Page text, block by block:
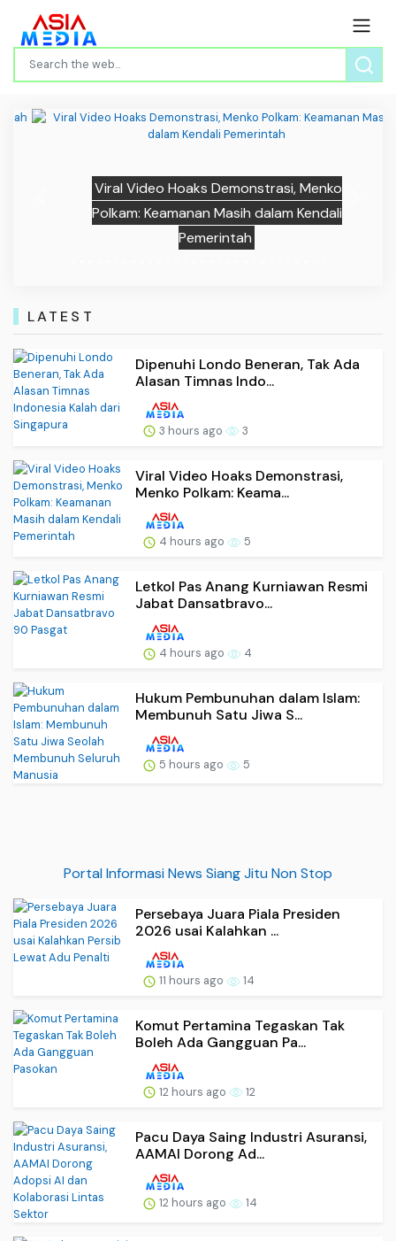
Viral Video Hoaks Demonstrasi, Menko
Polkam: Keamanan Masih dalam Kendali
Pemerintah
LATEST
Dipenuhi Londo Beneran, Tak Ada
Alasan Timnas Indo...
3 hours ago 3
Viral Video Hoaks Demonstrasi,
Menko Polkam: Keama...
4 hours ago 5
Letkol Pas Anang Kurniawan Resmi
Jabat Dansatbravo...
4 hours ago 4
Hukum Pembunuhan dalam Islam:
Membunuh Satu Jiwa S...
5 hours ago 5
Portal Informasi News Siang Jitu Non Stop
Persebaya Juara Piala Presiden
2026 usai Kalahkan ...
11 hours ago 14
Komut Pertamina Tegaskan Tak
Boleh Ada Gangguan Pa...
12 hours ago 12
Pacu Daya Saing Industri Asuransi,
AAMAI Dorong Ad...
12 hours ago 14